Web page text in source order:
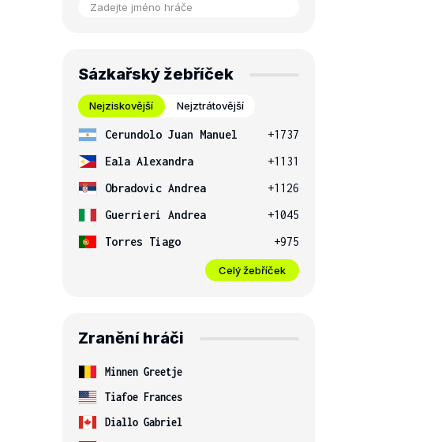
Sázkařský žebříček
Nejziskovější Nejztrátovější
Cerundolo Juan Manuel
+1737
Eala Alexandra
+1131
Obradovic Andrea
+1126
Guerrieri Andrea
+1045
Torres Tiago
+975
Celý žebříček
Zranění hráči
Minnen Greetje
Tiafoe Frances
Diallo Gabriel